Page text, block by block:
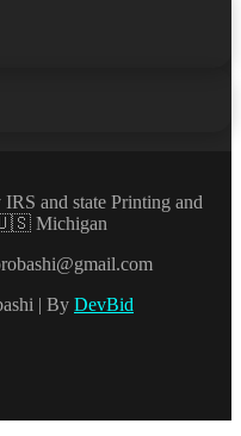
and state Printing and
🇺🇸 Michigan
| By DevBid